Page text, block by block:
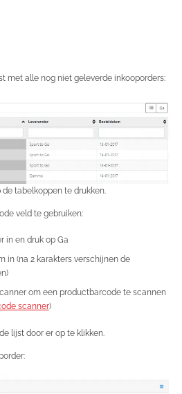
met alle nog niet geleverde inkooporders:
tabelkoppen te drukken.
veld te gebruiken:
in en druk op Ga
in (na 2 karakters verschijnen de
om een productbarcode te scannen
scanner)
lijst door er op te klikken.